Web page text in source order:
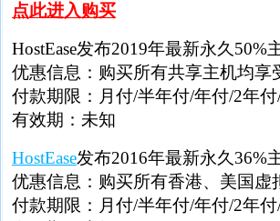
点此进入购买
HostEase发布2019年最新永久50%
优惠信息：购买所有共享主机均享
付款期限：月付/半年付/年付/2年
有效期：未知
HostEase发布2016年最新永久36%
优惠信息：购买所有香港、美国
付款期限：月付/半年付/年付/2年